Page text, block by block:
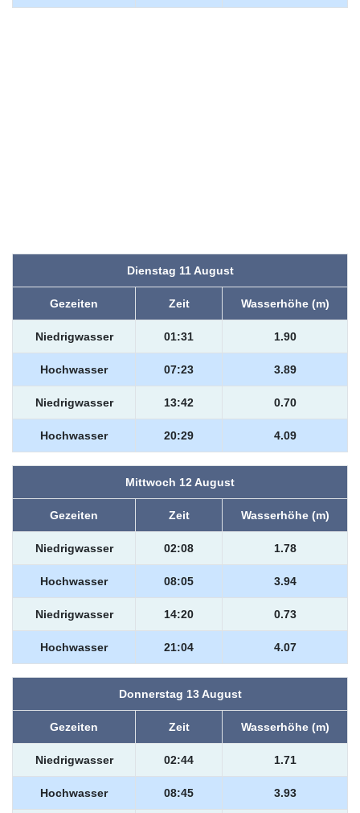
Dienstag 11 August
Gezeiten Zeit Wasserhöhe (m)
Niedrigwasser 01:31 1.90
Hochwasser 07:23 3.89
Niedrigwasser 13:42 0.70
Hochwasser 20:29 4.09
Mittwoch 12 August
Gezeiten Zeit Wasserhöhe (m)
Niedrigwasser 02:08 1.78
Hochwasser 08:05 3.94
Niedrigwasser 14:20 0.73
Hochwasser 21:04 4.07
Donnerstag 13 August
Gezeiten Zeit Wasserhöhe (m)
Niedrigwasser 02:44 1.71
Hochwasser 08:45 3.93